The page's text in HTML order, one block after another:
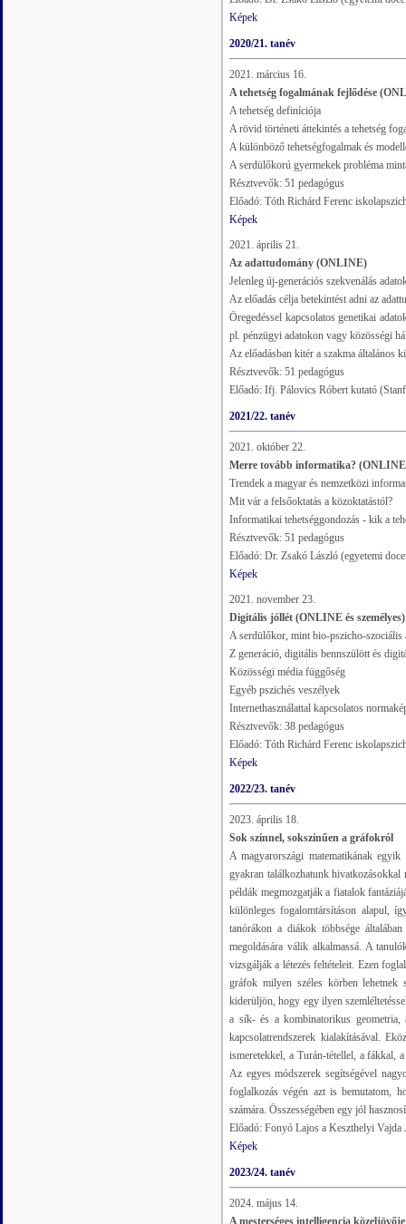
Képek
2020/21. tanév
2021. március 16.
A tehetség fogalmának fejlődése
A tehetség definíciója
A rövid történeti áttekintés a tehetség
A különböző tehetségfogalmak és
A serdülőkorú gyermekek probléma
Résztvevők: 51 pedagógus
Előadó: Tóth Richárd Ferenc
Képek
2021. április 21.
Az adattudomány (ONLINE)
Jelenleg új-generációs szekvenálás
Az előadás célja betekintést adni az
Öregedéssel kapcsolatos genetikai
pl. pénzügyi adatokon vagy közösségi
Az előadásban kitér a szakma általános
Résztvevők: 51 pedagógus
Előadó: Ifj. Pálovics Róbert kutató
2021/22. tanév
2021. október 22.
Merre tovább informatika? (ONLINE
Trendek a magyar és nemzetközi
Mit vár a felsőoktatás a közoktatástól?
Informatikai tehetséggondozás - kik a
Résztvevők: 51 pedagógus
Előadó: Dr. Zsakó László (egyetemi
Képek
2021. november 23.
Digitális jóllét (ONLINE és személyes)
A serdülőkor, mint bio-pszicho-szociális
Z generáció, digitális bennszülött és
Közösségi média függőség
Egyéb pszichés veszélyek
Internethasználattal kapcsolatos
Résztvevők: 38 pedagógus
Előadó: Tóth Richárd Ferenc
Képek
2022/23. tanév
2023. április 18.
Sok színnel, sokszínűen a gráfokról
A magyarországi matematikának
gyakran találkozhatunk hivatkozásokkal
példák megmozgatják a fiatalok
különleges fogalomtársításon alapul,
tanórákon a diákok többsége
megoldására válik alkalmassá. A
vizsgálják a létezés feltételeit. Ezen
gráfok milyen széles körben lehetnek
kiderüljön, hogy egy ilyen
a sík- és a kombinatorikus geometria,
kapcsolatrendszerek kialakításával.
ismeretekkel, a Turán-tétellel, a fákkal,
Az egyes módszerek segítségével
foglalkozás végén azt is bemutatom,
számára. Összességében egy jól
Előadó: Fonyó Lajos a Keszthelyi Vajda
Képek
2023/24. tanév
2024. május 14.
A mesterséges intelligencia közeljövője